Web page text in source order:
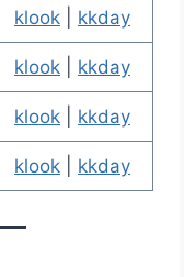
klook kkday
klook kkday
klook kkday
klook kkday